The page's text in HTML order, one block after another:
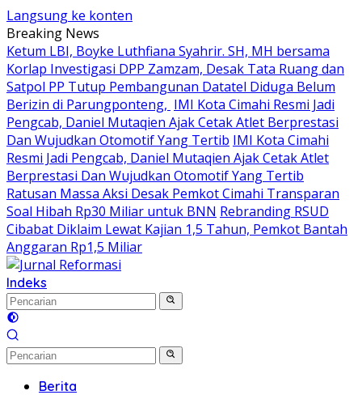
Langsung ke konten
Breaking News
Ketum LBI, Boyke Luthfiana Syahrir. SH, MH bersama
Korlap Investigasi DPP Zamzam, Desak Tata Ruang dan
Satpol PP Tutup Pembangunan Datatel Diduga Belum
Berizin di Parungponteng, IMI Kota Cimahi Resmi Jadi
Pengcab, Daniel Mutaqien Ajak Cetak Atlet Berprestasi
Dan Wujudkan Otomotif Yang Tertib IMI Kota Cimahi
Resmi Jadi Pengcab, Daniel Mutaqien Ajak Cetak Atlet
Berprestasi Dan Wujudkan Otomotif Yang Tertib
Ratusan Massa Aksi Desak Pemkot Cimahi Transparan
Soal Hibah Rp30 Miliar untuk BNN Rebranding RSUD
Cibabat Diklaim Lewat Kajian 1,5 Tahun, Pemkot Bantah
Anggaran Rp1,5 Miliar
Indeks
Berita